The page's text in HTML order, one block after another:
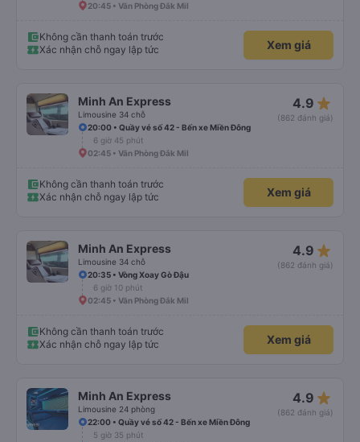
20:45 • Văn Phòng Đắk Mil
Không cần thanh toán trước
Xác nhận chỗ ngay lập tức
Xem giá
Minh An Express
Limousine 34 chỗ
4.9 star_rate
(862 đánh giá)
20:00 • Quầy vé số 42 - Bến xe Miền Đông
6 giờ 45 phút
02:45 • Văn Phòng Đắk Mil
Không cần thanh toán trước
Xác nhận chỗ ngay lập tức
Xem giá
Minh An Express
Limousine 34 chỗ
4.9 star_rate
(862 đánh giá)
20:35 • Vòng Xoay Gò Đậu
6 giờ 10 phút
02:45 • Văn Phòng Đắk Mil
Không cần thanh toán trước
Xác nhận chỗ ngay lập tức
Xem giá
Minh An Express
Limousine 24 phòng
4.9 star_rate
(862 đánh giá)
22:00 • Quầy vé số 42 - Bến xe Miền Đông
5 giờ 35 phút